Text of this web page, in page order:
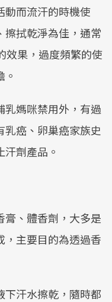
動而流汗的時機使
擦拭乾淨為佳，通常
效果，過度頻繁的使
乳媽咪禁用外，有過
癌、卵巢癌家族史
劑產品。
膏、體香劑，大多是
，主要目的為透過香
下汗水擦乾，隨時都